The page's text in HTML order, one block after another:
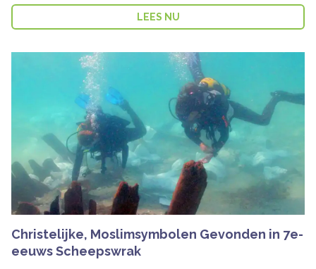
LEES NU
Christelijke, Moslimsymbolen Gevonden in 7e-
eeuws Scheepswrak